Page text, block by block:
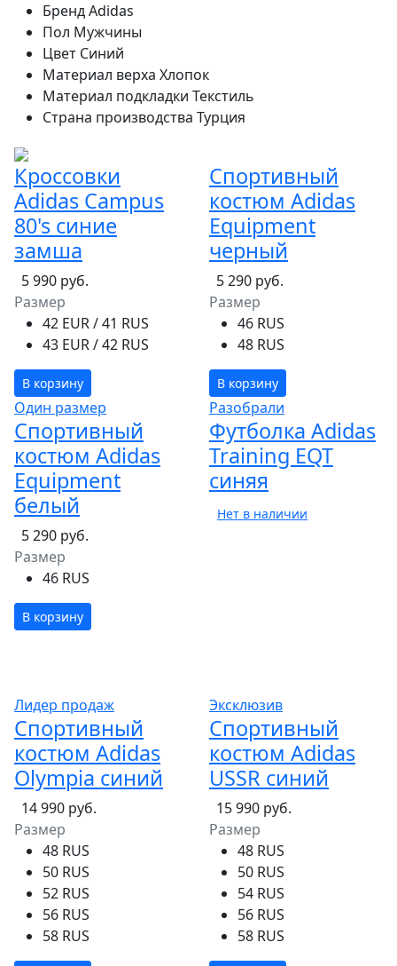
БрендAdidas
Пол Мужчины
Цвет Синий
Материал верха Хлопок
Материал подкладки Текстиль
Страна производства Турция
Кроссовки
Adidas Campus
80's синие
замша
5 990 руб.
Размер
42 EUR / 41 RUS
43 EUR / 42 RUS
В корзину
Спортивный
костюм Adidas
Equipment
черный
5 290 руб.
Размер
46 RUS
48 RUS
В корзину
Один размер
Спортивный
костюм Adidas
Equipment
белый
5 290 руб.
Размер
46 RUS
В корзину
Разобрали
Футболка Adidas
Training EQT
синяя
Нет в наличии
Лидер продаж
Спортивный
костюм Adidas
Olympia синий
14 990 руб.
Размер
48 RUS
50 RUS
52 RUS
56 RUS
58 RUS
Эксклюзив
Спортивный
костюм Adidas
USSR синий
15 990 руб.
Размер
48 RUS
50 RUS
54 RUS
56 RUS
58 RUS